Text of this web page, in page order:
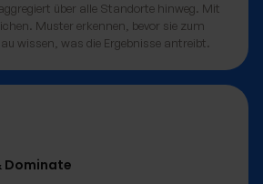
über alle Standorte hinweg. Mit
Muster erkennen, bevor sie zum
wissen, was die Ergebnisse antreibt.
Dominate